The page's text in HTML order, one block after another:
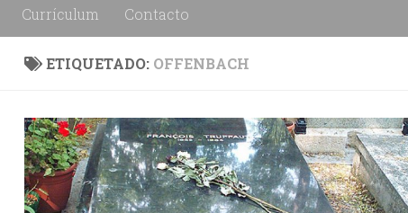
Currículum Contacto
ETIQUETADO: OFFENBACH